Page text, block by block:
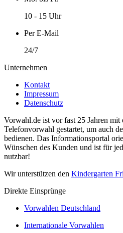
10 - 15 Uhr
Per E-Mail
24/7
Unternehmen
Kontakt
Impressum
Datenschutz
Vorwahl.de ist vor fast 25 Jahren mit
Telefonvorwahl gestartet, um auch
bedienen. Das Informationsportal
Wünschen des Kunden und ist für
nutzbar!
Wir unterstützen den Kindergarten
Direkte Einsprünge
Vorwahlen Deutschland
Internationale Vorwahlen